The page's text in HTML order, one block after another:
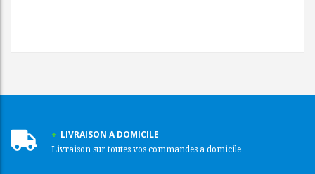
LIVRAISON A DOMICILE
Livraison sur toutes vos commandes a domicile